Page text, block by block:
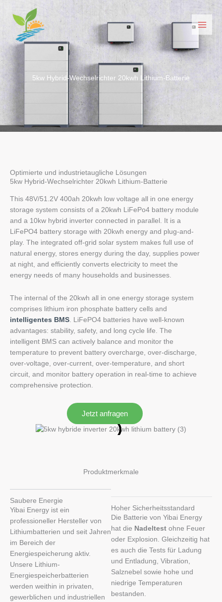
Inhalt
springen
5kw Hybrid-Wechselrichter 20kwh Lithium-Batterie
Optimierte und industrietaugliche Lösungen
5kw Hybrid-Wechselrichter 20kwh Lithium-Batterie
This 48V/51.2V 400ah 20kwh low voltage all in one energy
storage system consists of a 20kwh LiFePo4 battery module
and a 10kw hybrid inverter connected in parallel. It is a
LiFePO4 battery storage with 20kwh energy and plug-and-
play. The integrated off-grid solar system makes full use of
natural energy, stores energy during the day, supplies power
at night, and efficiently converts electricity to meet the
energy needs of many households and businesses.
The internal of the 20kwh all in one energy storage system
comprises lithium iron phosphate battery cells and
intelligentes BMS . LiFePO4 batteries have well-known
advantages: stability, safety, and long cycle life. The
intelligent BMS can actively balance and monitor the
temperature to prevent battery overcharge, over-discharge,
over-voltage, over-current, over-temperature, and short
circuit, and monitor battery operation in real-time to achieve
comprehensive protection.
Jetzt anfragen
Produktmerkmale
Saubere Energie
Yibai Energy ist ein
professioneller Hersteller von
Lithiumbatterien und seit Jahren
im Bereich der
Energiespeicherung aktiv.
Unsere Lithium-
Energiespeicherbatterien
werden weithin in privaten,
gewerblichen und industriellen
Hoher Sicherheitsstandard
Die Batterie von Yibai Energy
hat die Nadeltest ohne Feuer
oder Explosion. Gleichzeitig hat
es auch die Tests für Ladung
und Entladung, Vibration,
Salznebel sowie hohe und
niedrige Temperaturen
bestanden.